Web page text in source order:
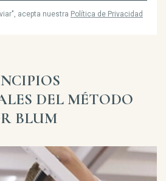
acepta nuestra Política de Privacidad
DEL MÉTODO
BLUM